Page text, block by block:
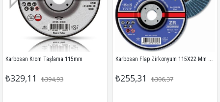
Karbosan Krom Taşlama 115mm
₺329,11 ₺394,93
Karbosan Flap Zirkonyum 115X22 Mm 80 Kum
₺255,31 ₺306,37